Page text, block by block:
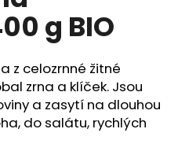
g BIO
z celozrnné žitné
zrna a klíček. Jsou
a zasytí na dlouhou
do salátu, rychlých